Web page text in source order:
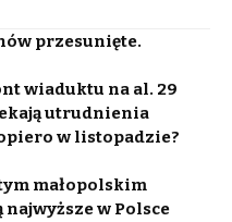
przesunięte.
wiaduktu na al. 29
utrudnienia
w listopadzie?
małopolskim
w Polsce